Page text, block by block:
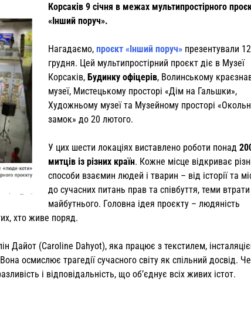
Корсаків 9 січня в межах мультипростірного
«Інший поруч».
Нагадаємо, проєкт «Інший поруч»презентували 12
грудня. Цей мультипростірний проєкт діє в Музеї
Корсаків, Будинку офіцерів, Волинському
музеї, Мистецькому просторі «Дім на Гальшки»,
Художньому музеї та Музейному просторі
замок» до 20 лютого.
У цих шести локаціях виставлено роботи понад
митців із різних країн. Кожне місце відкриває
способи взаємин людей і тварин – від історії та
до сучасних питань прав та співбуття, теми
майбутнього. Головна ідея проєкту – людяність
хто живе поряд.
Дайот (Caroline Dahyot), яка працює з текстилем,
осмислює трагедії сучасного світу як спільний досвід.
і відповідальність, що об’єднує всіх живих істот.